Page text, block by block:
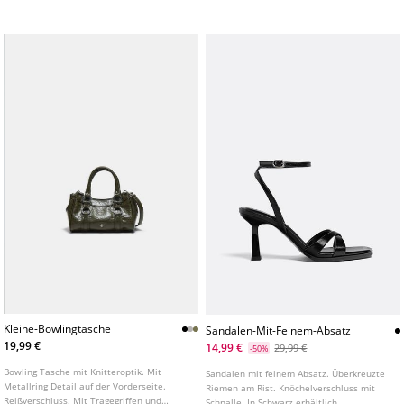
Kleine-Bowlingtasche
19,99 €
Bowling Tasche mit Knitteroptik. Mit
Metallring Detail auf der Vorderseite.
Reißverschluss. Mit Tragegriffen und
Sandalen-Mit-Feinem-Absatz
14,99 €
-50% 29,99 €
Sandalen mit feinem Absatz. Überkreuzte
Riemen am Rist. Knöchelverschluss mit